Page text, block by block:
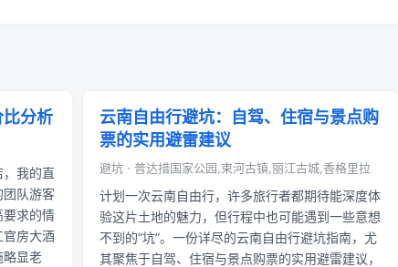
分析
我的直
团队游客
要求的情
官房大酒
略显老
云南自由行避坑：自驾、住宿与景点购
票的实用避雷建议
避坑 · 普达措国家公园,束河古镇,丽江古城,香格里拉
计划一次云南自由行，许多旅行者都期待能深度体
验这片土地的魅力，但行程中也可能遇到一些意想
不到的“坑”。一份详尽的云南自由行避坑指南，尤
其聚焦于自驾、住宿与景点购票的实用避雷建议，